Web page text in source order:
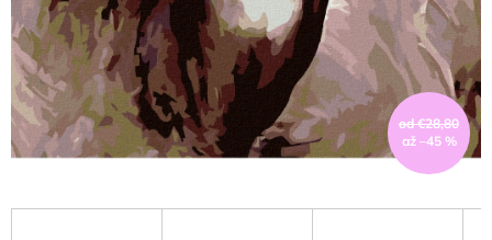
od €28,80
až –45 %